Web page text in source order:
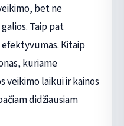
bet ne
Taip pat
Kitaip
kuriame
veikimo laikui ir kainos
didžiausiam